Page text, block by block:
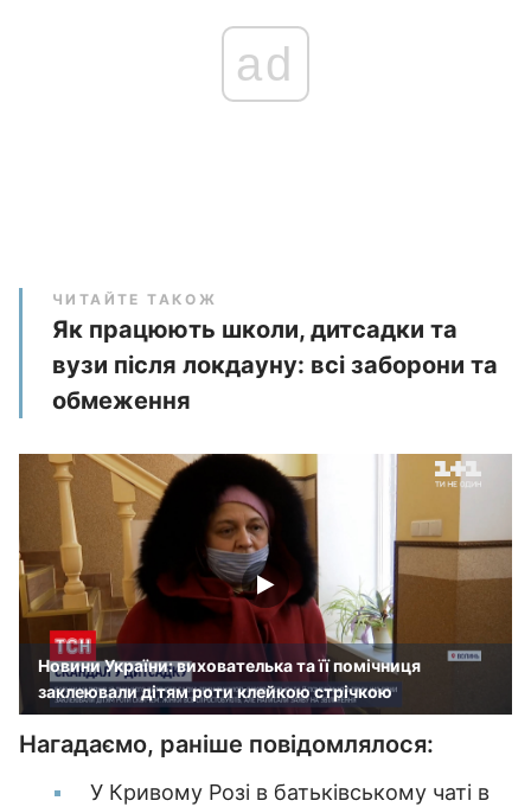
ad
ЧИТАЙТЕ ТАКОЖ
Як працюють школи, дитсадки та
вузи після локдауну: всі заборони та
обмеження
Новини України: вихователька та її помічниця
заклеювали дітям роти клейкою стрічкою
Нагадаємо, раніше повідомлялося:
У Кривому Розі в батьківському чаті в